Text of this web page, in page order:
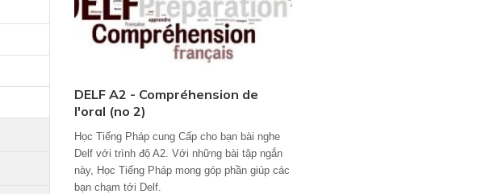
DELF A2 - Compréhension de
l'oral (no 2)
Học Tiếng Pháp cung Cấp cho bạn bài nghe
Delf với trình độ A2. Với những bài tập ngắn
này, Học Tiếng Pháp mong góp phần giúp các
bạn chạm tới Delf.